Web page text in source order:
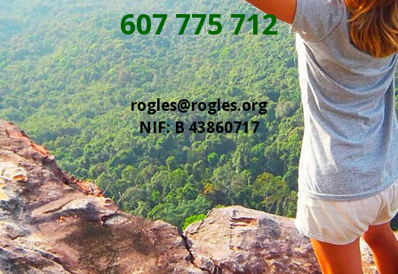
607 775 712
rogles@rogles.org
NIF: B 43860717